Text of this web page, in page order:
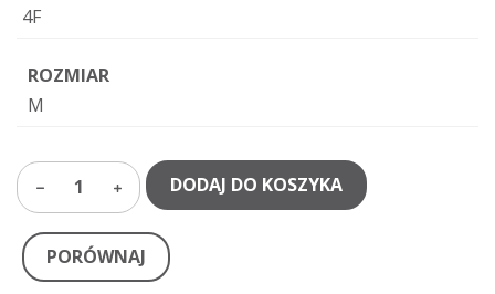
4F
ROZMIAR
M
1 DODAJ DO KOSZYKA
PORÓWNAJ